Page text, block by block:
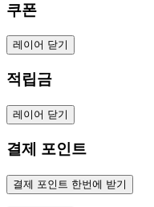
쿠폰
레이어 닫기
적립금
레이어 닫기
결제 포인트
결제 포인트 한번에 받기